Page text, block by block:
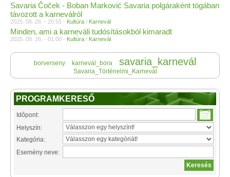
Savaria Čoček - Boban Marković Savaria polgáraként tógában
távozott a karneválról
2025. 08. 26. - 20:55 - Kultúra / Karnevál
Minden, ami a karneváli tudósításokból kimaradt
2025. 08. 26. - 01:00 - Kultúra / Karnevál
borverseny karnevál_bora savaria_karnevál
Savaria_Történelmi_Karnevál
PROGRAMKERESŐ
Időpont:
Helyszín:
Kategória:
Esemény neve: